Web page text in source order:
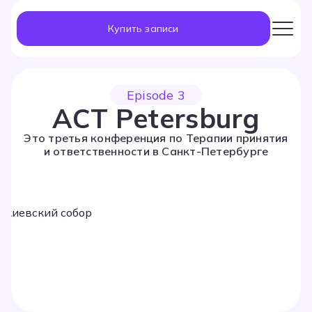
Купить записи
Episode 3
ACT Petersburg
Это третья конференция по Терапии принятия
и ответственности в Санкт-Петербурге